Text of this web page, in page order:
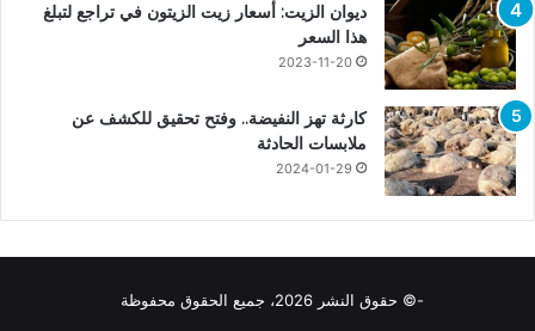
ديوان الزيت: أسعار زيت الزيتون في تراجع لتبلغ
هذا السعر
2023-11-20
كارثة تهز النفيضة.. وفتح تحقيق للكشف عن
ملابسات الحادثة
2024-01-29
-© حقوق النشر 2026، جميع الحقوق محفوظة